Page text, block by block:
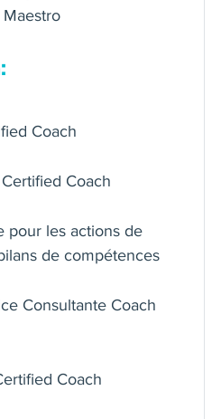
connaissance de
des jeux
et des
au service de
Je suis
des Jeunes
où j'anime des
en Entreprise et
Formatrice
entre autres
intergénérationnel, l
et le reverse
Coach
Coach
pour les actions de
de compétences
Consultante Coach
Coach